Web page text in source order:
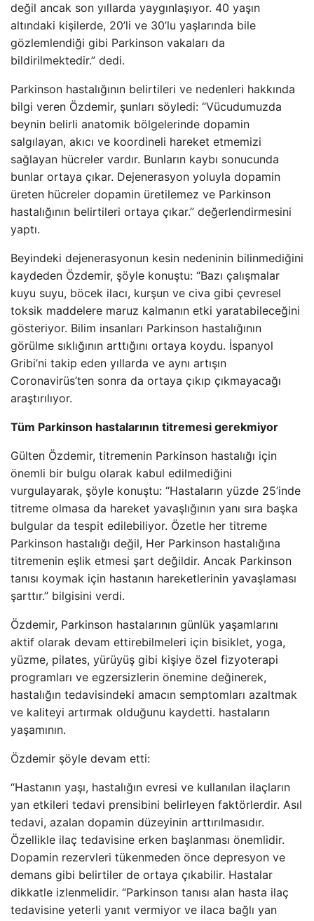
değil ancak son yıllarda yaygınlaşıyor. 40 yaşın
altındaki kişilerde, 20’li ve 30’lu yaşlarında bile
gözlemlendiği gibi Parkinson vakaları da
bildirilmektedir.” dedi.
Parkinson hastalığının belirtileri ve nedenleri hakkında
bilgi veren Özdemir, şunları söyledi: “Vücudumuzda
beynin belirli anatomik bölgelerinde dopamin
salgılayan, akıcı ve koordineli hareket etmemizi
sağlayan hücreler vardır. Bunların kaybı sonucunda
bunlar ortaya çıkar. Dejenerasyon yoluyla dopamin
üreten hücreler dopamin üretilemez ve Parkinson
hastalığının belirtileri ortaya çıkar.” değerlendirmesini
yaptı.
Beyindeki dejenerasyonun kesin nedeninin bilinmediğini
kaydeden Özdemir, şöyle konuştu: “Bazı çalışmalar
kuyu suyu, böcek ilacı, kurşun ve civa gibi çevresel
toksik maddelere maruz kalmanın etki yaratabileceğini
gösteriyor. Bilim insanları Parkinson hastalığının
görülme sıklığının arttığını ortaya koydu. İspanyol
Gribi’ni takip eden yıllarda ve aynı artışın
Coronavirüs’ten sonra da ortaya çıkıp çıkmayacağı
araştırılıyor.
Tüm Parkinson hastalarının titremesi gerekmiyor
Gülten Özdemir, titremenin Parkinson hastalığı için
önemli bir bulgu olarak kabul edilmediğini
vurgulayarak, şöyle konuştu: “Hastaların yüzde 25’inde
titreme olmasa da hareket yavaşlığının yanı sıra başka
bulgular da tespit edilebiliyor. Özetle her titreme
Parkinson hastalığı değil, Her Parkinson hastalığına
titremenin eşlik etmesi şart değildir. Ancak Parkinson
tanısı koymak için hastanın hareketlerinin yavaşlaması
şarttır.” bilgisini verdi.
Özdemir, Parkinson hastalarının günlük yaşamlarını
aktif olarak devam ettirebilmeleri için bisiklet, yoga,
yüzme, pilates, yürüyüş gibi kişiye özel fizyoterapi
programları ve egzersizlerin önemine değinerek,
hastalığın tedavisindeki amacın semptomları azaltmak
ve kaliteyi artırmak olduğunu kaydetti. hastaların
yaşamının.
Özdemir şöyle devam etti:
“Hastanın yaşı, hastalığın evresi ve kullanılan ilaçların
yan etkileri tedavi prensibini belirleyen faktörlerdir. Asıl
tedavi, azalan dopamin düzeyinin arttırılmasıdır.
Özellikle ilaç tedavisine erken başlanması önemlidir.
Dopamin rezervleri tükenmeden önce depresyon ve
demans gibi belirtiler de ortaya çıkabilir. Hastalar
dikkatle izlenmelidir. “Parkinson tanısı alan hasta ilaç
tedavisine yeterli yanıt vermiyor ve ilaca bağlı yan